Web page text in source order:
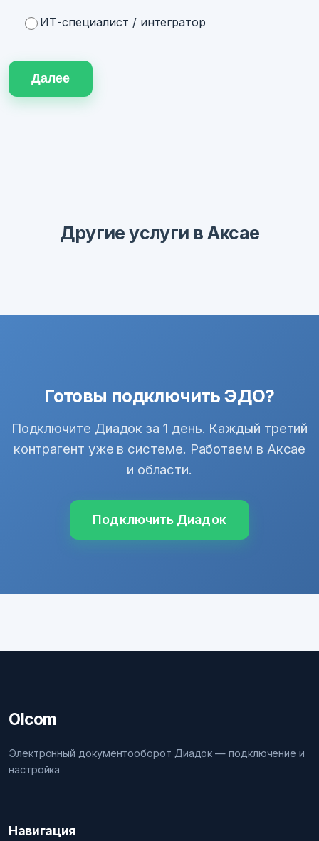
ИТ-специалист / интегратор
Далее
Другие услуги в Аксае
Готовы подключить ЭДО?
Подключите Диадок за 1 день. Каждый третий
контрагент уже в системе. Работаем в Аксае
и области.
Подключить Диадок
Olcom
Электронный документооборот Диадок — подключение и
настройка
Навигация